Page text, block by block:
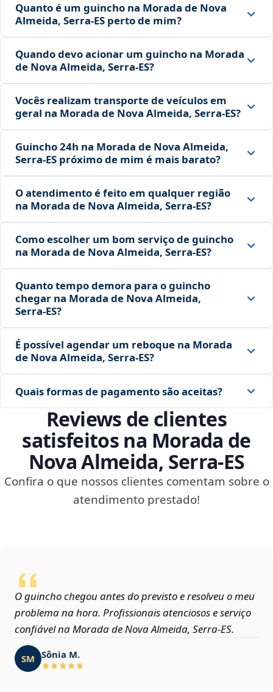
Quanto é um guincho na Morada de Nova
Almeida, Serra‑ES perto de mim?
Quando devo acionar um guincho na Morada
de Nova Almeida, Serra‑ES?
Vocês realizam transporte de veículos em
geral na Morada de Nova Almeida, Serra‑ES?
Guincho 24h na Morada de Nova Almeida,
Serra‑ES próximo de mim é mais barato?
O atendimento é feito em qualquer região
na Morada de Nova Almeida, Serra‑ES?
Como escolher um bom serviço de guincho
na Morada de Nova Almeida, Serra‑ES?
Quanto tempo demora para o guincho
chegar na Morada de Nova Almeida,
Serra‑ES?
É possível agendar um reboque na Morada
de Nova Almeida, Serra‑ES?
Quais formas de pagamento são aceitas?
Reviews de clientes
satisfeitos na Morada de
Nova Almeida, Serra‑ES
Confira o que nossos clientes comentam sobre o
atendimento prestado!
O guincho chegou antes do previsto e resolveu o meu
problema na hora. Profissionais atenciosos e serviço
confiável na Morada de Nova Almeida, Serra‑ES.
SM Sônia M.